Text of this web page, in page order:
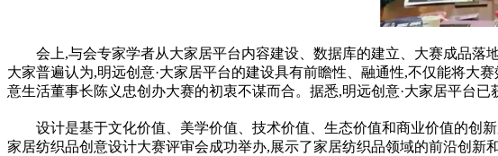
会上,与会专家学者从大家居平台内容建设、数据库的建立、大赛成品落
大家普遍认为,明远创意·大家居平台的建设具有前瞻性、融通性,不仅能将大
意生活董事长陈义忠创办大赛的初衷不谋而合。据悉,明远创意·大家居平台
设计是基于文化价值、美学价值、技术价值、生态价值和商业价值的创
家居纺织品创意设计大赛评审会成功举办,展示了家居纺织品领域的前沿创